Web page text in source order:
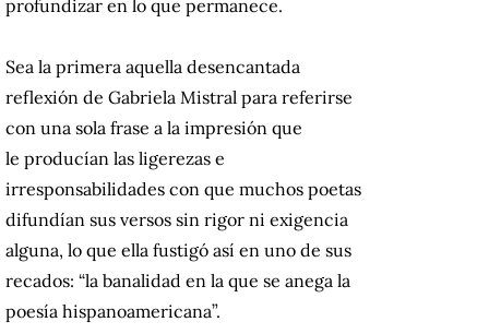
profundizar en lo que permanece.
Sea la primera aquella desencantada
reflexión de Gabriela Mistral para referirse
con una sola frase a la impresión que
le producían las ligerezas e
irresponsabilidades con que muchos poetas
difundían sus versos sin rigor ni exigencia
alguna, lo que ella fustigó así en uno de sus
recados: “la banalidad en la que se anega la
poesía hispanoamericana”.